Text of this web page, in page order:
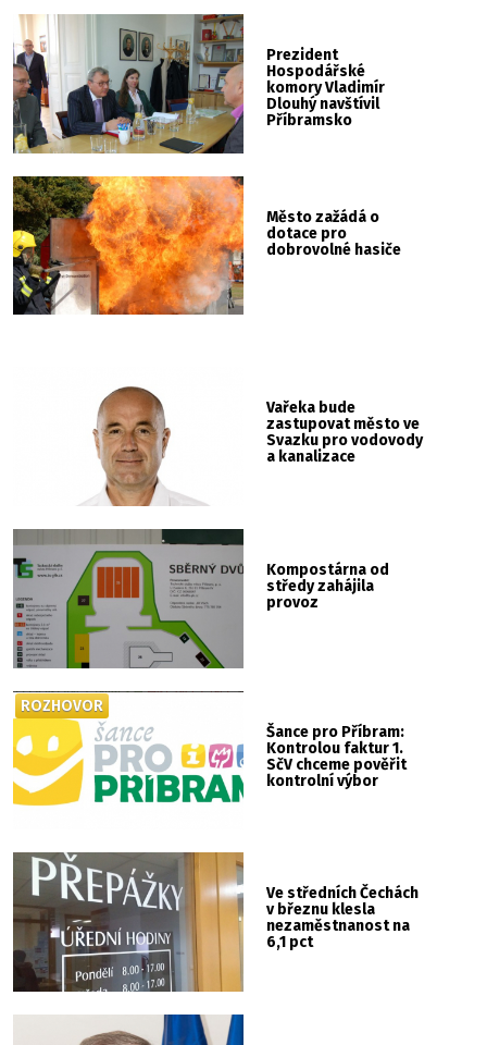
Prezident
Hospodářské
komory Vladimír
Dlouhý navštívil
Příbramsko
Město zažádá o
dotace pro
dobrovolné hasiče
Vařeka bude
zastupovat město ve
Svazku pro vodovody
a kanalizace
Kompostárna od
středy zahájila
provoz
Šance pro Příbram:
Kontrolou faktur 1.
SčV chceme pověřit
kontrolní výbor
ROZHOVOR
Ve středních Čechách
v březnu klesla
nezaměstnanost na
6,1 pct